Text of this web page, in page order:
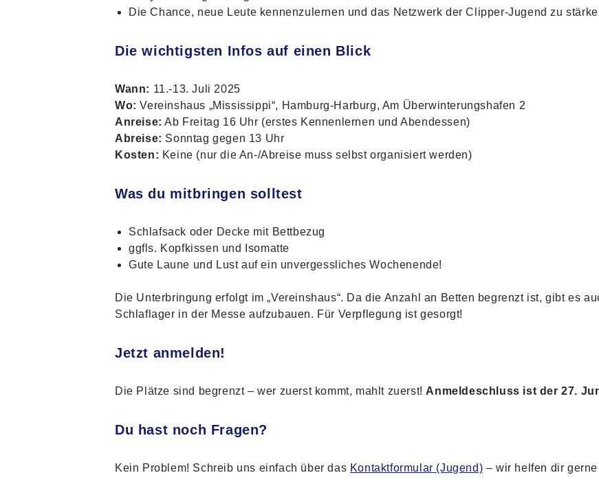
Die Chance, neue Leute kennenzulernen und das Netzwerk der Clipper-Jugend zu
Die wichtigsten Infos auf einen Blick
Wann: 11.-13. Juli 2025
Wo: Vereinshaus „Mississippi“, Hamburg-Harburg, Am Überwinterungshafen 2
Anreise: Ab Freitag 16 Uhr (erstes Kennenlernen und Abendessen)
Abreise: Sonntag gegen 13 Uhr
Kosten: Keine (nur die An-/Abreise muss selbst organisiert werden)
Was du mitbringen solltest
Schlafsack oder Decke mit Bettbezug
ggfls. Kopfkissen und Isomatte
Gute Laune und Lust auf ein unvergessliches Wochenende!
Die Unterbringung erfolgt im „Vereinshaus“. Da die Anzahl an Betten begrenzt ist, gibt es
Schlaflager in der Messe aufzubauen. Für Verpflegung ist gesorgt!
Jetzt anmelden!
Die Plätze sind begrenzt – wer zuerst kommt, mahlt zuerst! Anmeldeschluss ist der 27.
Du hast noch Fragen?
Kein Problem! Schreib uns einfach über das Kontaktformular (Jugend) – wir helfen dir gerne